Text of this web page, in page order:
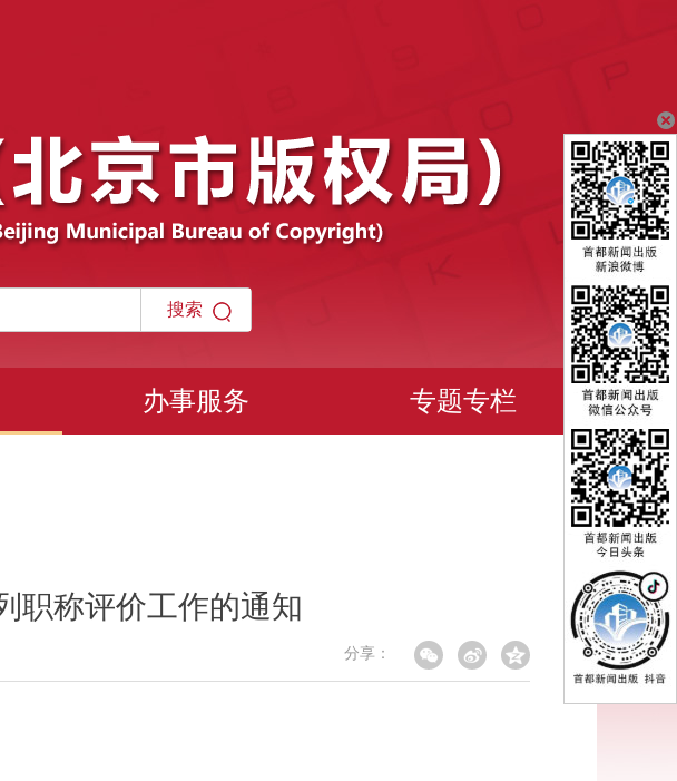
办事服务 专题专栏
职称评价工作的通知
分享：